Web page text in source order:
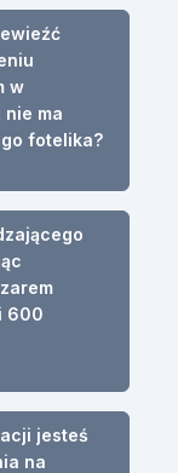
w
ma
fotelika?
600
jesteś
na